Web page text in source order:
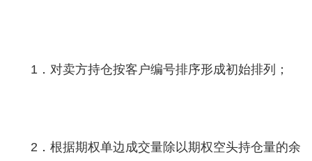
1．对卖方持仓按客户编号排序形成初始排列；
2．根据期权单边成交量除以期权空头持仓量的余